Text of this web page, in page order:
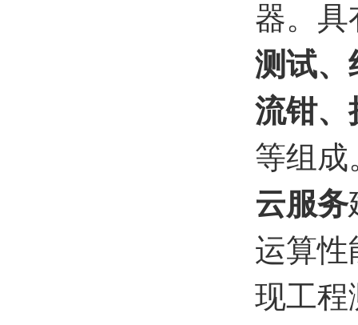
器。具
测试、
流钳、
等组成
云服务
运算性
现工程